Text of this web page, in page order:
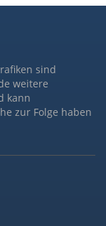
sind
weitere
kann
zur Folge haben